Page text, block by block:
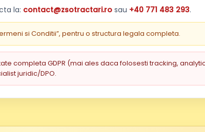
la: contact@zsotractari.ro sau +40 771 483 293.
si Conditii”, pentru o structura legala completa.
completa GDPR (mai ales daca folosesti tracking,
juridic/DPO.